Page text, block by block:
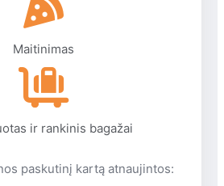
Maitinimas
ir rankinis bagažai
paskutinį kartą atnaujintos: